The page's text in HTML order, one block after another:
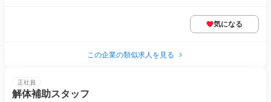
気になる
この企業の類似求人を見る
正社員
解体補助スタッフ